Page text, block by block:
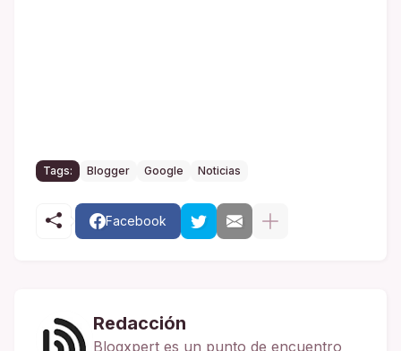
Tags: Blogger Google Noticias
Facebook
Redacción
Blogxpert es un punto de encuentro